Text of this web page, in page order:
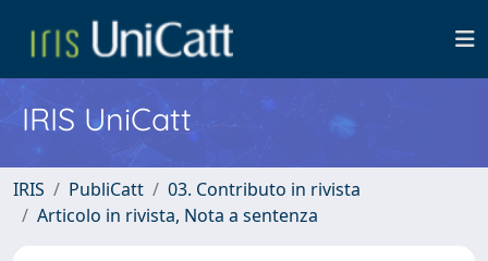
IRIS UniCatt
IRIS PubliCatt
03. Contributo in rivista
Articolo in rivista, Nota a sentenza